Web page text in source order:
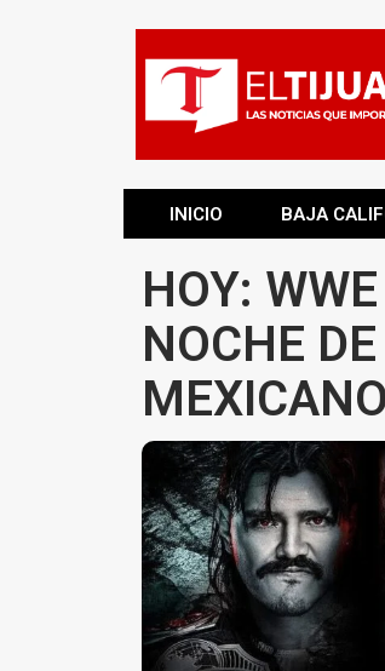
INICIO BAJA
HOY:
NOCHE
MEXICANO